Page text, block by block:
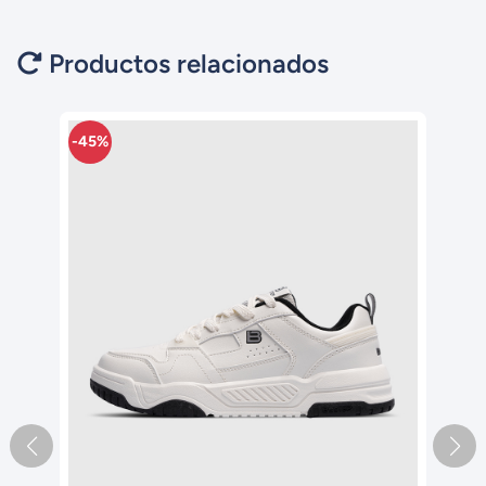
Productos relacionados
-45%